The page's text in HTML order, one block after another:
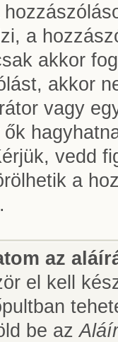
a
akkor
akkor
vagy
vedd
a
az
el kell
be az